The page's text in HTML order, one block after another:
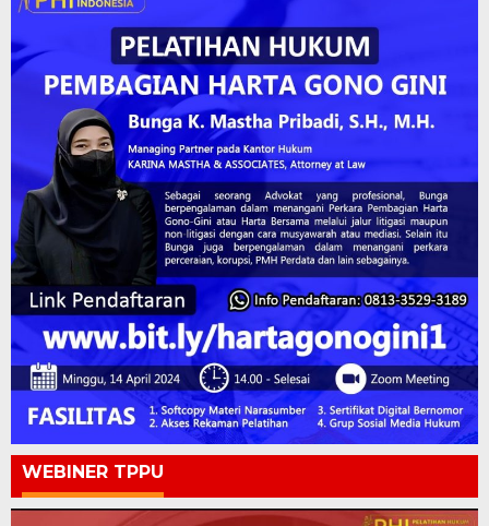
WEBINER TPPU